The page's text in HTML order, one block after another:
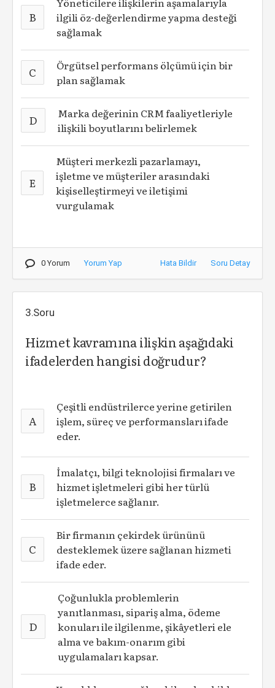
B
ilgili öz-değerlendirme yapma desteği
sağlamak
C
Örgütsel performans ölçümü için bir
plan sağlamak
D
Marka değerinin CRM faaliyetleriyle
ilişkili boyutlarını belirlemek
E
Müşteri merkezli pazarlamayı,
işletme ve müşteriler arasındaki
kişiselleştirmeyi ve iletişimi
vurgulamak
0 Yorum Yorum Yap Hata Bildir Soru Detay
3.Soru
Hizmet kavramına ilişkin aşağıdaki
ifadelerden hangisi doğrudur?
A
Çeşitli endüstrilerce yerine getirilen
işlem, süreç ve performansları ifade
eder.
B
İmalatçı, bilgi teknolojisi firmaları ve
hizmet işletmeleri gibi her türlü
işletmelerce sağlanır.
C
Bir firmanın çekirdek ürününü
desteklemek üzere sağlanan hizmeti
ifade eder.
D
Çoğunlukla problemlerin
yanıtlanması, sipariş alma, ödeme
konuları ile ilgilenme, şikâyetleri ele
alma ve bakım-onarım gibi
uygulamaları kapsar.